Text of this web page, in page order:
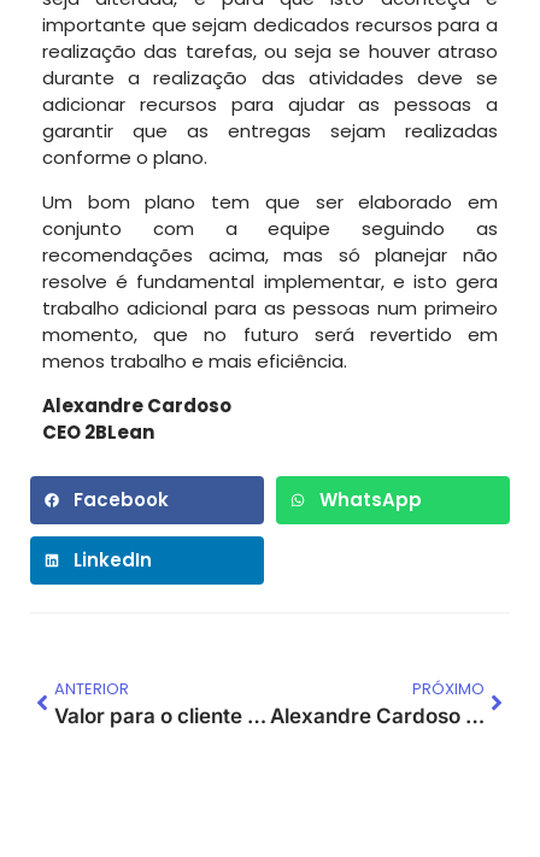
importante que sejam dedicados recursos para a
realização das tarefas, ou seja se houver atraso
durante a realização das atividades deve se
adicionar recursos para ajudar as pessoas a
garantir que as entregas sejam realizadas
conforme o plano.
Um bom plano tem que ser elaborado em
conjunto com a equipe seguindo as
recomendações acima, mas só planejar não
resolve é fundamental implementar, e isto gera
trabalho adicional para as pessoas num primeiro
momento, que no futuro será revertido em
menos trabalho e mais eficiência.
Alexandre Cardoso
CEO 2BLean
Facebook WhatsApp
LinkedIn
ANTERIOR
Valor para o cliente e cliente de valor
PRÓXIMO
Alexandre Cardoso coordenou e palestrou no III Seminário de Logística Lean